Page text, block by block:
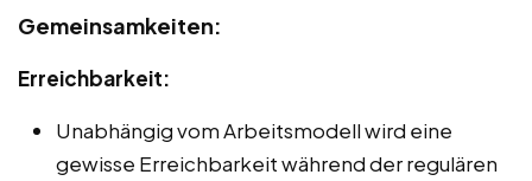
Gemeinsamkeiten:
Erreichbarkeit:
Unabhängig vom Arbeitsmodell wird eine
gewisse Erreichbarkeit während der regulären